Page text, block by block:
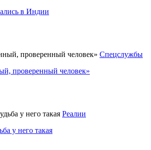
в Индии
Спецслужбы
проверенный человек»
Реалии
у него такая